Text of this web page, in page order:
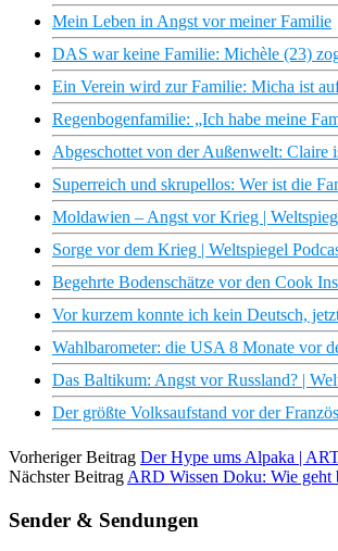
Mein Leben in Angst vor meiner Familie
DAS war keine Familie: Michèle (23)
Ein Verein wird zur Familie: Micha ist
Regenbogenfamilie: „Ich habe meine
Abgeschottet von der Außenwelt: Claire
Superreich und skrupellos: Wer ist die
Moldawien – Angst vor Krieg |
Sorge vor dem Krieg | Weltspiegel
Begehrte Bodenschätze vor den Cook
Vor kurzem konnte ich kein Deutsch,
Wahlbarometer: die USA 8 Monate vor
Das Baltikum: Angst vor Russland? |
Der größte Volksaufstand vor der
Vorheriger Beitrag Der Hype ums Alpaka |
Nächster Beitrag ARD Wissen Doku: Wie geht
Sender & Sendungen